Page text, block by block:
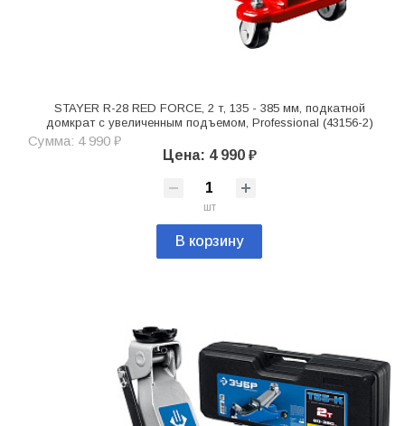
STAYER R-28 RED FORCE, 2 т, 135 - 385 мм, подкатной
домкрат с увеличенным подъемом, Professional (43156-2)
Сумма: 4 990 ₽
Цена: 4 990 ₽
шт
В корзину